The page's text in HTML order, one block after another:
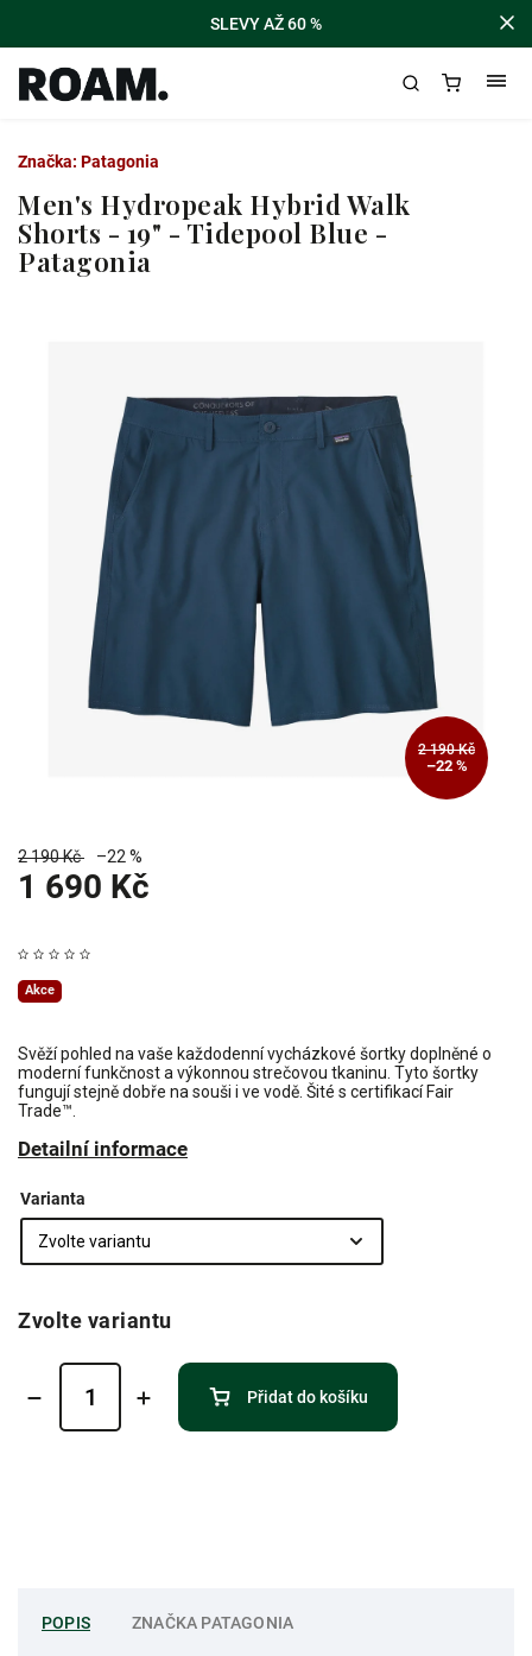
SLEVY AŽ 60 %
Men's Hydropeak Hybrid Walk
Shorts - 19" - Tidepool Blue -
Patagonia
2 190 Kč
–22 %
2 190 Kč –22 %
1 690 Kč
Akce
Svěží pohled na vaše každodenní vycházkové šortky doplněné o
moderní funkčnost a výkonnou strečovou tkaninu. Tyto šortky
fungují stejně dobře na souši i ve vodě. Šité s certifikací Fair
Trade™.
Detailní informace
Značka: Patagonia
Varianta
Zvolte variantu
Přidat do košíku
POPIS ZNAČKA PATAGONIA